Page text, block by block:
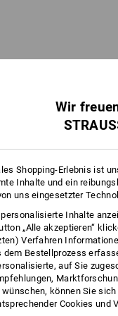
Wir
Shopping-Erlebnis ist
Inhalte und ein
uns eingesetzter
Inhalte
„Alle akzeptieren“
Verfahren
dem Bestellprozess
auf Sie
können Sie
Cookies und